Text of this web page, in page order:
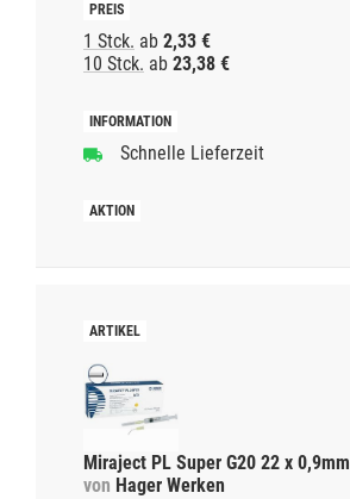
1 Stck. ab 2,33 €
10 Stck. ab 23,38 €
Schnelle Lieferzeit
Miraject PL Super G20 22 x 0,9mm
von Hager Werken